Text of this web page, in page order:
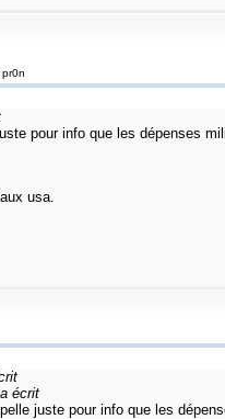
pour info que les dépenses
usa.
a écrit
juste pour info que les